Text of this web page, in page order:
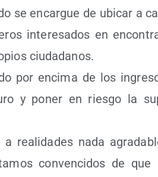
se encar­gue de ubi­car a
intere­sa­dos en
ciudadanos.
por enci­ma de los
y poner en ries­go la
reali­da­des nada
con­ven­ci­dos de